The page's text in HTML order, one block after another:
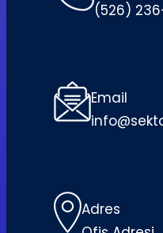
(526)
Email
Adres